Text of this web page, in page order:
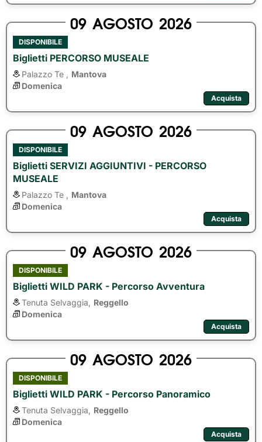
09 AGOSTO 2026
DISPONIBILE
Biglietti PERCORSO MUSEALE
Palazzo Te ,
Mantova
Domenica
Acquista
09 AGOSTO 2026
DISPONIBILE
Biglietti SERVIZI AGGIUNTIVI - PERCORSO
MUSEALE
Palazzo Te ,
Mantova
Domenica
Acquista
09 AGOSTO 2026
DISPONIBILE
Biglietti WILD PARK - Percorso Avventura
Tenuta Selvaggia,
Reggello
Domenica
Acquista
09 AGOSTO 2026
DISPONIBILE
Biglietti WILD PARK - Percorso Panoramico
Tenuta Selvaggia,
Reggello
Domenica
Acquista